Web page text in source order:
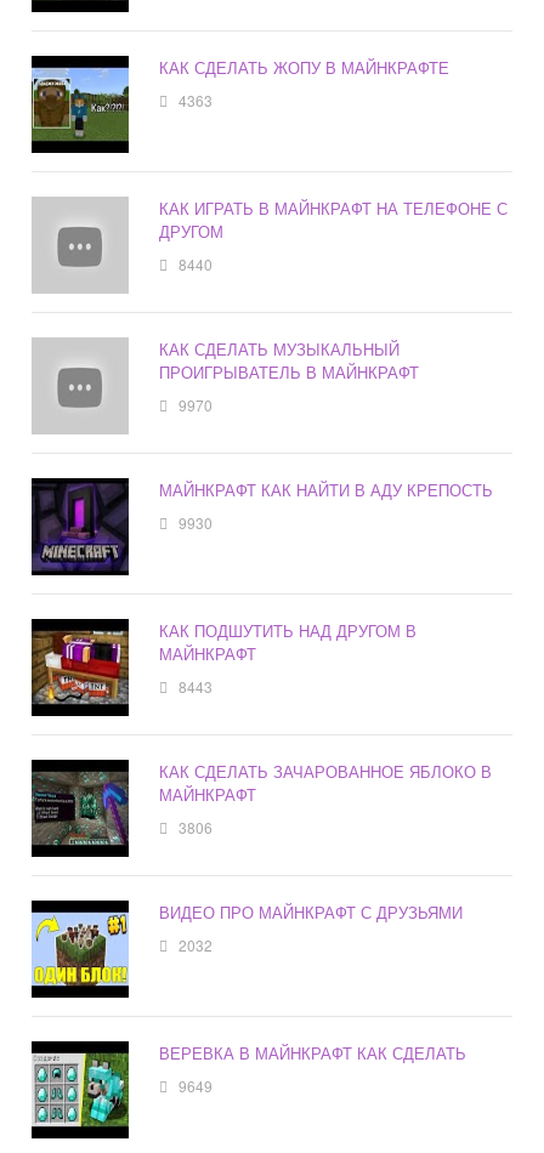
КАК СДЕЛАТЬ ЖОПУ В МАЙНКРАФТЕ
4363
КАК ИГРАТЬ В МАЙНКРАФТ НА ТЕЛЕФОНЕ С
ДРУГОМ
8440
КАК СДЕЛАТЬ МУЗЫКАЛЬНЫЙ
ПРОИГРЫВАТЕЛЬ В МАЙНКРАФТ
9970
МАЙНКРАФТ КАК НАЙТИ В АДУ КРЕПОСТЬ
9930
КАК ПОДШУТИТЬ НАД ДРУГОМ В
МАЙНКРАФТ
8443
КАК СДЕЛАТЬ ЗАЧАРОВАННОЕ ЯБЛОКО В
МАЙНКРАФТ
3806
ВИДЕО ПРО МАЙНКРАФТ С ДРУЗЬЯМИ
2032
ВЕРЕВКА В МАЙНКРАФТ КАК СДЕЛАТЬ
9649